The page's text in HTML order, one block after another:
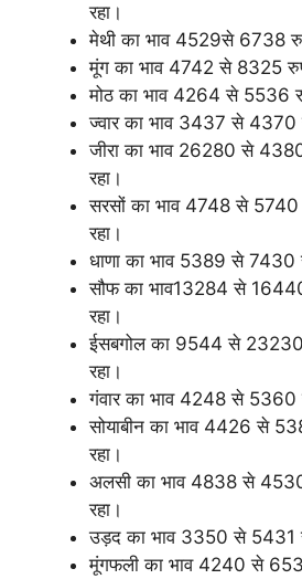
रहा।
मेथी का भाव 4529से 6738
मूंग का भाव 4742 से 8325
मोठ का भाव 4264 से 5536
ज्वार का भाव 3437 से 4370
जीरा का भाव 26280 से
रहा।
सरसों का भाव 4748 से 5740
रहा।
धाणा का भाव 5389 से 7430
सौफ का भाव13284 से
रहा।
ईसबगोल का 9544 से 23230
रहा।
गंवार का भाव 4248 से 5360
सोयाबीन का भाव 4426 से
रहा।
अलसी का भाव 4838 से
रहा।
उड़द का भाव 3350 से 5431
मूंगफली का भाव 4240 से